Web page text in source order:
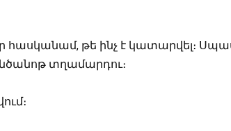
հասկանամ, թե ինչ է կատարվել։
տղամարդու։